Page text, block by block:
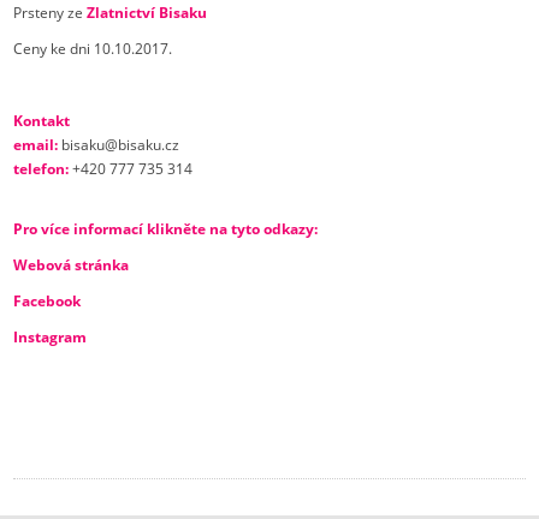
Prsteny zeZlatnictví Bisaku
Ceny ke dni 10.10.2017.
Kontakt
email: bisaku@bisaku.cz
telefon:+420 777 735 314
Pro více informací klikněte na tyto odkazy:
Webová stránka
Facebook
Instagram